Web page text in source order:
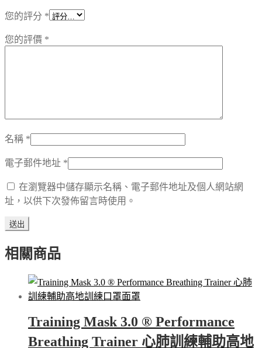
您的評分 *
您的評價 *
名稱 *
電子郵件地址 *
在瀏覽器中儲存顯示名稱、電子郵件地址及個人網站網
址，以供下次發佈留言時使用。
相關商品
Training Mask 3.0 ® Performance
Breathing Trainer 心肺訓練輔助高地